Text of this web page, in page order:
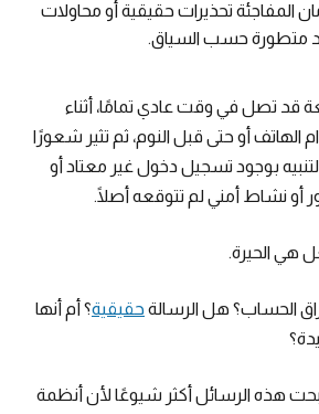
المفاجئة تحذيرات حقيقية أو محاولات
متطورة حسب السياق.
قد تصل في وقت عادي تمامًا، أثناء
الهاتف أو حتى قبل النوم، ثم تثير شعورًا
بوجود تسجيل دخول غير معتاد أو
أو نشاط أمني لم تتوقعه أصلًا.
هي الحيرة.
الحساب؟ هل الرسالة حقيقية؟ أم أنها
2025 و2026 أصبحت هذه الرسائل أكثر شيوعًا لأن أنظمة